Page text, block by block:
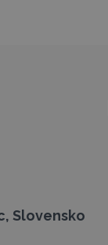
Slovensko